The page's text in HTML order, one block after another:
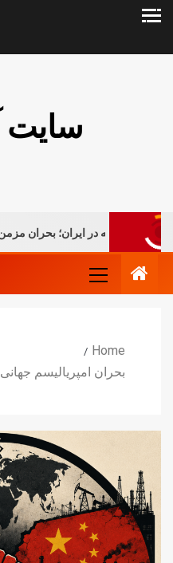
سایت
ایران؛ بحران مزمن ارزش
Home
بحران امپریالیسم